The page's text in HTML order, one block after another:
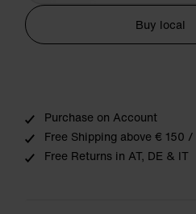
Buy local
Purchase on Account
Free Shipping above € 150
Free Returns in AT, DE & IT